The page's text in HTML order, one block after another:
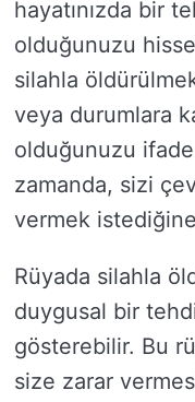
hayatınızda bir
olduğunuzu
silahla
veya durumlara
olduğunuzu
zamanda, sizi
vermek
Rüyada silahla
duygusal bir
gösterebilir. Bu
size zarar